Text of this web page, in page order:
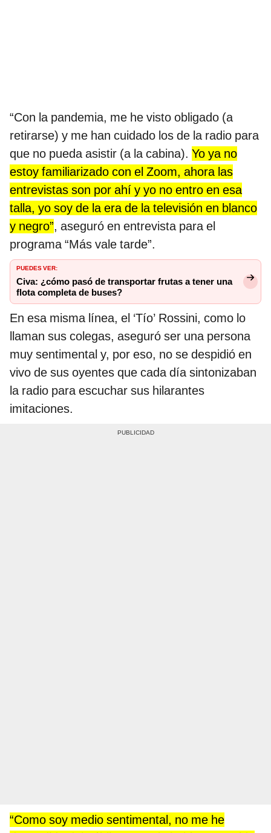
“Con la pandemia, me he visto obligado (a
retirarse) y me han cuidado los de la radio para
que no pueda asistir (a la cabina). Yo ya no
estoy familiarizado con el Zoom, ahora las
entrevistas son por ahí y yo no entro en esa
talla, yo soy de la era de la televisión en blanco
y negro”, aseguró en entrevista para el
programa “Más vale tarde”.
PUEDES VER:
Civa: ¿cómo pasó de transportar frutas a tener una
flota completa de buses?
En esa misma línea, el ‘Tío’ Rossini, como lo
llaman sus colegas, aseguró ser una persona
muy sentimental y, por eso, no se despidió en
vivo de sus oyentes que cada día sintonizaban
la radio para escuchar sus hilarantes
imitaciones.
“Como soy medio sentimental, no me he